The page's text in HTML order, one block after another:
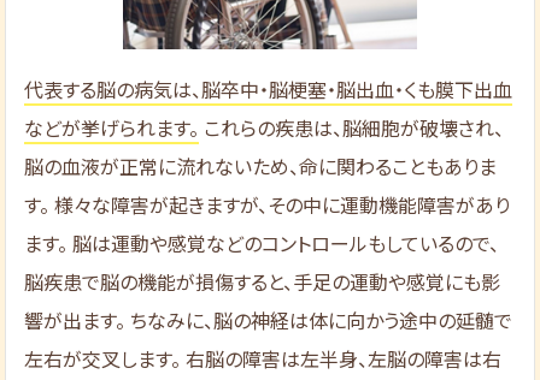
代表する脳の病気は、脳卒中・脳梗塞・脳出血・くも膜下出血
などが挙げられます。 これらの疾患は、脳細胞が破壊され、
脳の血液が正常に流れないため、命に関わることもありま
す。 様々な障害が起きますが、その中に運動機能障害があり
ます。 脳は運動や感覚などのコントロールもしているので、
脳疾患で脳の機能が損傷すると、手足の運動や感覚にも影
響が出ます。 ちなみに、脳の神経は体に向かう途中の延髄で
左右が交叉します。 右脳の障害は左半身、左脳の障害は右